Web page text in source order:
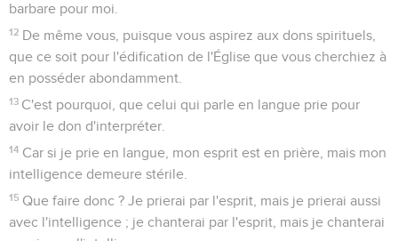
barbare pour moi.
12 De même vous, puisque vous aspirez aux dons spirituels,
que ce soit pour l'édification de l'Église que vous cherchiez à
en posséder abondamment.
13 C'est pourquoi, que celui qui parle en langue prie pour
avoir le don d'interpréter.
14 Car si je prie en langue, mon esprit est en prière, mais mon
intelligence demeure stérile.
15 Que faire donc ? Je prierai par l'esprit, mais je prierai aussi
avec l'intelligence ; je chanterai par l'esprit, mais je chanterai